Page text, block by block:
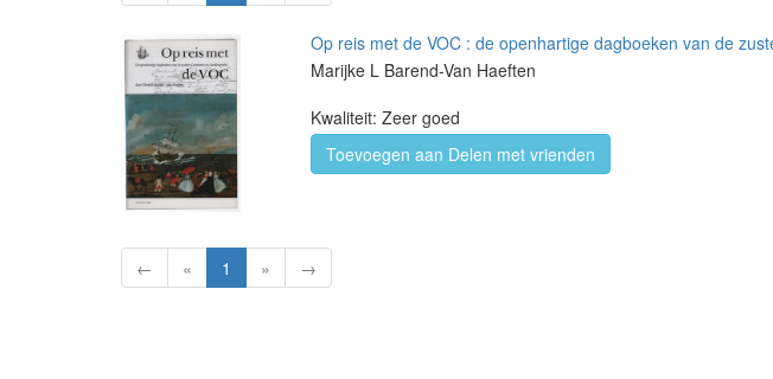
Op reis met de VOC : de openhartige dagboeken van de
Marijke L Barend-Van Haeften
Kwaliteit: Zeer goed
Toevoegen aan Delen met vrienden
← « 1 » →